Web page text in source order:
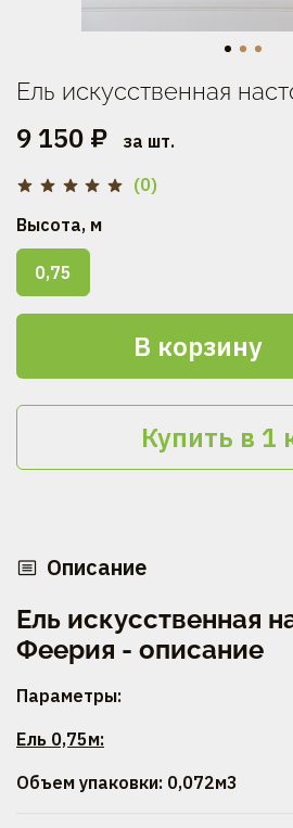
(0)
Ель искусственная
9 150 ₽ за шт.
В корзину
Купить в 1
Высота, м
0,75
Описание
Ель искусственная
Феерия - описание
Параметры:
Ель 0,75м:
Объем упаковки: 0,072м3